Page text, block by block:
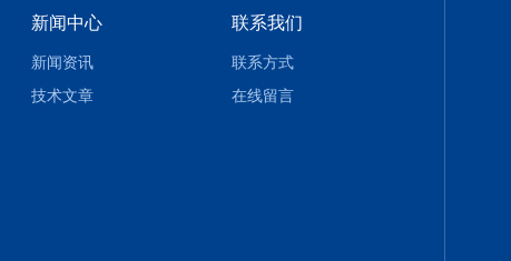
新闻中心
新闻资讯
技术文章
联系我们
联系方式
在线留言